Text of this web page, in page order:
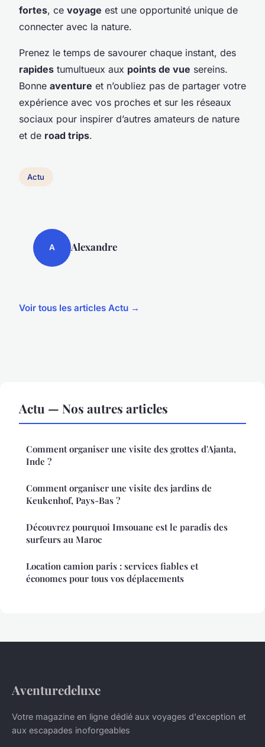
fortes, ce voyage est une opportunité unique de
connecter avec la nature.
Prenez le temps de savourer chaque instant, des
rapides tumultueux aux points de vue sereins.
Bonne aventure et n’oubliez pas de partager votre
expérience avec vos proches et sur les réseaux
sociaux pour inspirer d’autres amateurs de nature
et de road trips.
Actu
A Alexandre
Voir tous les articles Actu →
Actu — Nos autres articles
Comment organiser une visite des grottes d'Ajanta,
Inde ?
Comment organiser une visite des jardins de
Keukenhof, Pays-Bas ?
Découvrez pourquoi Imsouane est le paradis des
surfeurs au Maroc
Location camion paris : services fiables et
économes pour tous vos déplacements
Aventuredeluxe
Votre magazine en ligne dédié aux voyages d'exception et
aux escapades inoforgeables